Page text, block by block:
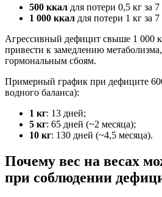
500 ккал для потери 0,5 кг за
1 000 ккал для потери 1 кг за
Агрессивный дефицит свыше 1 000
привести к замедлению
гормональным сбоям.
Примерный график при дефиците
водного баланса):
1 кг: 13 дней;
5 кг: 65 дней (~2 месяца);
10 кг: 130 дней (~4,5 месяца).
Почему вес на весах
при соблюдении